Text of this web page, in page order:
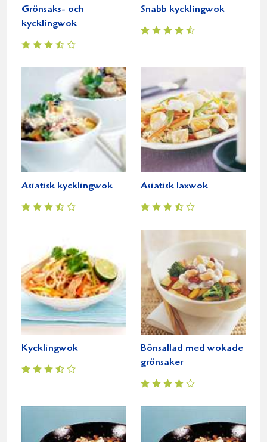
Grönsaks- och
kycklingwok
Snabb kycklingwok
Asiatisk kycklingwok Asiatisk laxwok
Kycklingwok
Bönsallad med wokade
grönsaker